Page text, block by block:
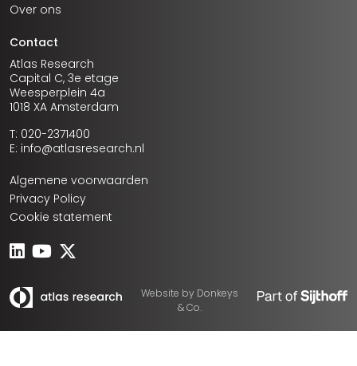
Over ons
Contact
Atlas Research
Capital C, 3e etage
Weesperplein 4a
1018 XA Amsterdam
T: 020-2371400
E: info@atlasresearch.nl
Algemene voorwaarden
Privacy Policy
Cookie statement
Website by Donkeys
& Co.